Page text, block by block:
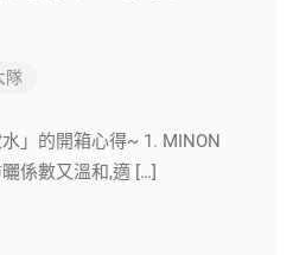
隊
水」的開箱心得~ ​1. MINON
係數又溫和,適 […]